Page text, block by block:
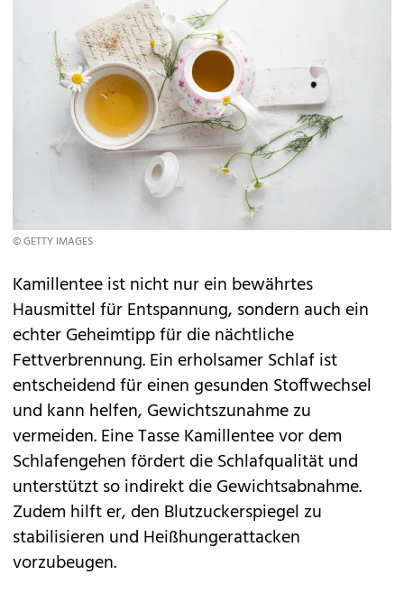
© GETTY IMAGES
Kamillentee ist nicht nur ein bewährtes
Hausmittel für Entspannung, sondern auch ein
echter Geheimtipp für die nächtliche
Fettverbrennung. Ein erholsamer Schlaf ist
entscheidend für einen gesunden Stoffwechsel
und kann helfen, Gewichtszunahme zu
vermeiden. Eine Tasse Kamillentee vor dem
Schlafengehen fördert die Schlafqualität und
unterstützt so indirekt die Gewichtsabnahme.
Zudem hilft er, den Blutzuckerspiegel zu
stabilisieren und Heißhungerattacken
vorzubeugen.